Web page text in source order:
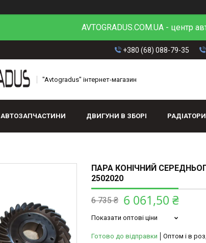
AVTOGRADUS.COM.UA - центр
+380 (68) 088-79-35
"Avtogradus" інтернет-магазин
АВТОЗАПЧАСТИНИ ДВИГУНИ В ЗБОРІ РАДІАТОРИ
ПАРА КОНІЧНИЙ
2502020
6 735 ₴ 6 061,50 ₴
Показати оптові ціни
Готово до відправки Оптом і в